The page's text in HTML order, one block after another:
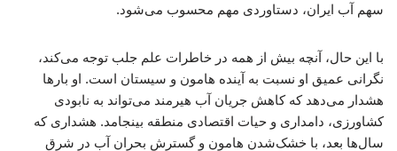
سهم آب ایران، دستاوردی مهم محسوب می‌شود.
با این حال، آنچه بیش از همه در خاطرات علم جلب توجه می‌کند،
نگرانی عمیق او نسبت به آینده هامون و سیستان است. او بارها
هشدار می‌دهد که کاهش جریان آب هیرمند می‌تواند به نابودی
کشاورزی، دامداری و حیات اقتصادی منطقه بینجامد. هشداری که
سال‌ها بعد، با خشک‌شدن هامون و گسترش بحران آب در شرق